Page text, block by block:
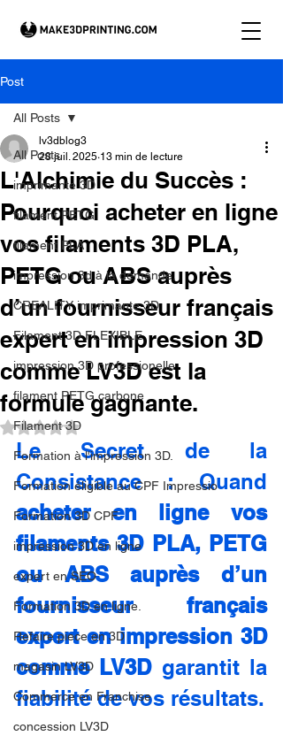
Post
All Posts
imprimante 3D
filament PETG
filament PLA
impression 3d à la demande.
CREALITY imprimante 3D
Filament 3D FLEXIBLE
impression 3D professionelle
filament PETG carbone
Filament 3D
Formation à l'impression 3D.
Formation éligible au CPF Impressio
Formation 3D CPF
impression 3D en ligne
expert en SEO
Formation 3D en ligne.
Refaire piece en 3D
magasin LV3D
Commerce en Franchise
concession LV3D
All Posts
L'Alchimie du Succès :
Pourquoi acheter en ligne
vos filaments 3D PLA,
PETG ou ABS auprès
d’un fournisseur français
expert en impression 3D
comme LV3D est la
formule gagnante.
lv3dblog3
28 juil. 2025 13 min de lecture
Noté NaN étoiles sur 5.
Le Secret de la
acheter en ligne vos
filaments 3D PLA, PETG
ou ABS auprès d’un
fournisseur français
expert en impression 3D
comme LV3D garantit la
fiabilité de vos résultats.